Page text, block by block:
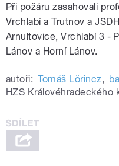
Při požáru zasahovali
Vrchlabí a Trutnov a
Arnultovice, Vrchlabí 3 -
Lánov a Horní Lánov.
autoři: Tomáš Lörincz,
HZS Královéhradeckého